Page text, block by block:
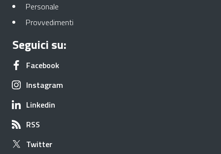
Personale
Provvedimenti
Seguici su:
FacebookApre in una nuova scheda
Instagram
Linkedin
RSS
TwitterApre in una nuova scheda